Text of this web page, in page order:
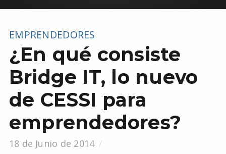
EMPRENDEDORES
¿En qué consiste
Bridge IT, lo nuevo
de CESSI para
emprendedores?
18 de Junio de 2014